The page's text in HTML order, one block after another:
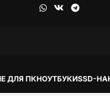
ДЛЯ ПКНОУТБУКИSSD-